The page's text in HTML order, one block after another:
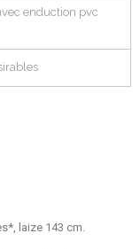
enduction pvc
laize 143 cm.